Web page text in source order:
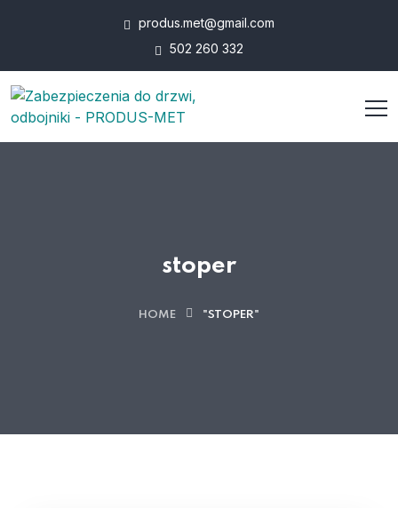
produs.met@gmail.com
502 260 332
stoper
HOME "STOPER"